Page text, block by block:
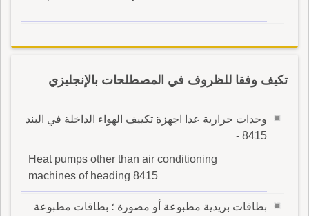
تكيف وفقا للظروف في المصطلحات بالإنجليزي
وحدات حرارية عدا اجهزة تكييف الهواء الداخلة في البند
8415 -
Heat pumps other than air conditioning
machines of heading 8415
بطاقات بريدية مطبوعة أو مصورة ؛ بطاقات مطبوعة